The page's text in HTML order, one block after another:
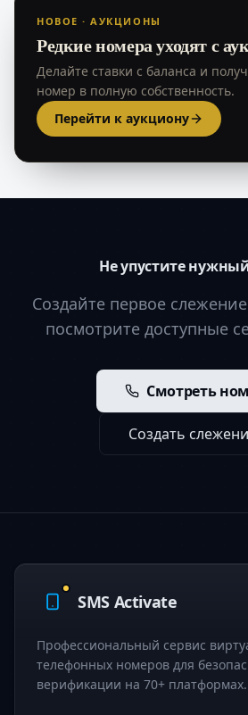
НОВОЕ · АУКЦИОНЫ
Редкие номера уходят с
Делайте ставки с баланса и
номер в полную собственность.
Перейти к аукциону
Не упустите
Создайте первое
посмотрите доступные
Смотреть
Создать
SMS Activate
Профессиональный сервис
телефонных номеров для
верификации на 70+ платформах.